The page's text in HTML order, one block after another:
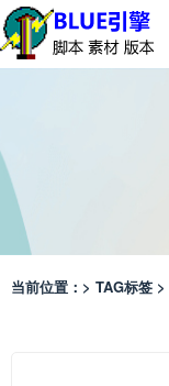
当前位置：> TAG标签 >